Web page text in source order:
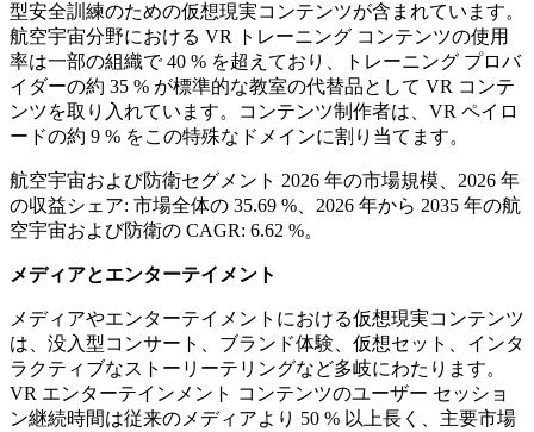
型安全訓練のための仮想現実コンテンツが含まれています。
航空宇宙分野における VR トレーニング コンテンツの使用
率は一部の組織で 40 % を超えており、トレーニング プロバ
イダーの約 35 % が標準的な教室の代替品として VR コンテ
ンツを取り入れています。コンテンツ制作者は、VR ペイロ
ードの約 9 % をこの特殊なドメインに割り当てます。
航空宇宙および防衛セグメント 2026 年の市場規模、2026 年
の収益シェア: 市場全体の 35.69 %、2026 年から 2035 年の航
空宇宙および防衛の CAGR: 6.62 %。
メディアとエンターテイメント
メディアやエンターテイメントにおける仮想現実コンテンツ
は、没入型コンサート、ブランド体験、仮想セット、インタ
ラクティブなストーリーテリングなど多岐にわたります。
VR エンターテインメント コンテンツのユーザー セッショ
ン継続時間は従来のメディアより 50 % 以上長く、主要市場